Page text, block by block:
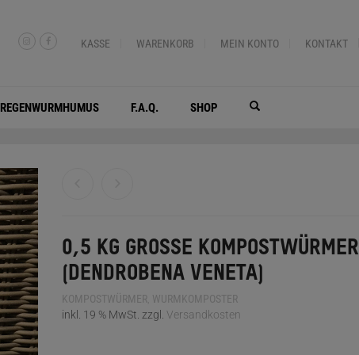
KASSE WARENKORB MEIN KONTO KONTAKT
REGENWURMHUMUS F.A.Q. SHOP
0,5 KG GROSSE KOMPOSTWÜRMER (
DENDROBENA VENETA)
KOMPOSTWÜRMER WURMKOMPOSTER
inkl. 19 % MwSt. zzgl. Versandkosten